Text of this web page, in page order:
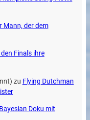
Mann, der dem
Finals ihre
zu Flying Dutchman
Doku mit